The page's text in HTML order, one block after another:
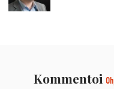
Kommentoi